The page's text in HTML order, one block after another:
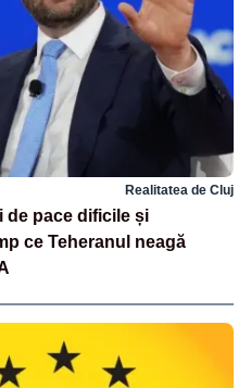
Realitatea de Cluj
de pace dificile și
ce Teheranul neagă